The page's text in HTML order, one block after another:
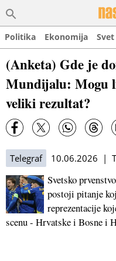
Politika Ekonomija Svet
(Anketa) Gde je
Mundijalu: Mogu
veliki rezultat?
Telegraf 10.06.2026 |
Svetsko
postoji pitanje
reprezentacije
scenu - Hrvatske i Bosne i